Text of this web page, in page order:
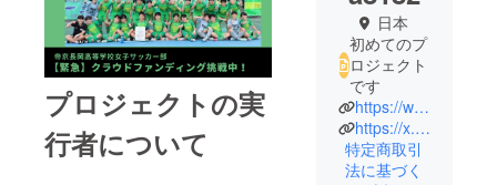
プロジェクトの実
行者について
日本
初めてのプ
ロジェクト
です
https://www.instagram.com/teikyo.nadeshiko?igsh=ejdjZnVpNmRpMjZr
https://x.com/teikyo_7045?s=21
特定商取引
法に基づく